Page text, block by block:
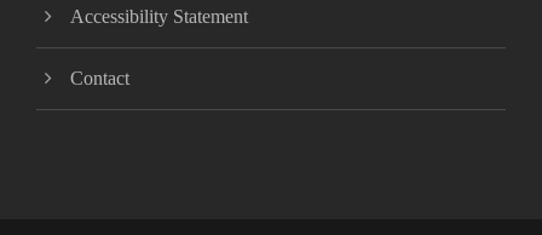
Accessibility Statement
Contact